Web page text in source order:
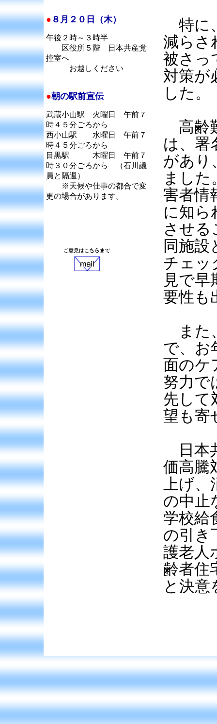
● ８月２０日（木）
午後２時～３時半
区役所５階 日本共産党
控室へ
お越しください
●朝の駅前宣伝
武蔵小山駅 火曜日 午前７
時４５分ごろから
西小山駅 水曜日 午前７
時４５分ごろから
目黒駅 木曜日 午前７
時３０分ごろから （石川議
員と隔週）
※天候や仕事の都合で変
更の場合があります。
特に
減らさ
被さっ
対策が
した。
高齢
は、署
があり
ました
害者情
に知ら
させる
同施
チェッ
見で早
要性
また
で、お
面のケ
努力で
先して
望も寄
日本
価高騰
上げ、
の中止
学校給
の引き
護老人
齢者住
と決意